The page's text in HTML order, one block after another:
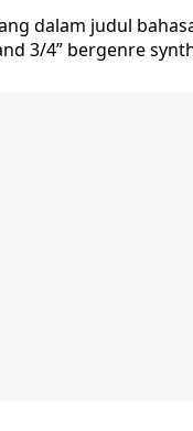
dalam judul
3/4” bergenre